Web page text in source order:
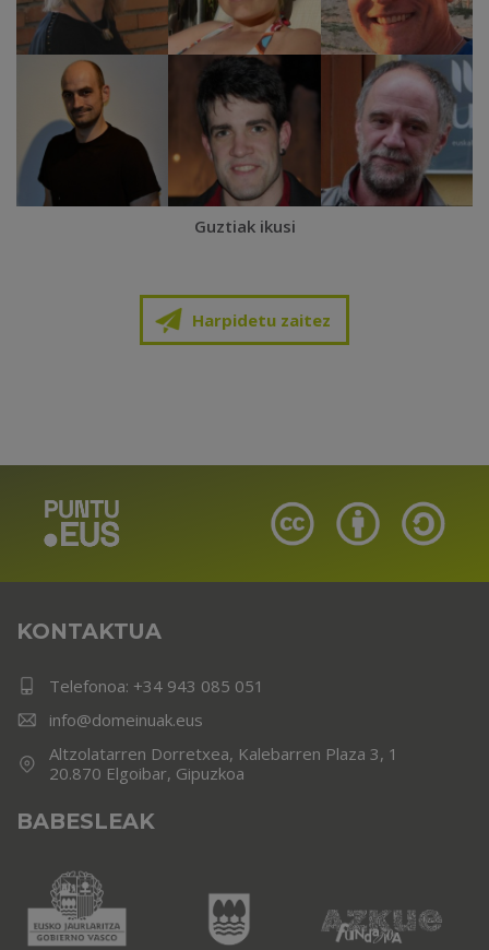
Guztiak ikusi
Harpidetu zaitez
KONTAKTUA
Telefonoa: +34 943 085 051
info@domeinuak.eus
Altzolatarren Dorretxea, Kalebarren Plaza 3, 1
20.870 Elgoibar, Gipuzkoa
BABESLEAK